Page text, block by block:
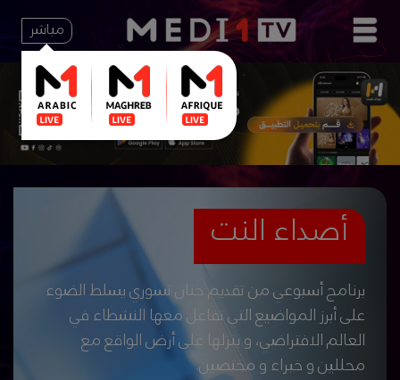
مباشر
أصداء النت
برنامج أسبوعي من تقديم حنان تسوري يسلط الضوء
على أبرز المواضيع التي تفاعل معها النشطاء في
العالم الافتراضي، و ينزلها على أرض الواقع مع
محللين و خبراء و مختصين.